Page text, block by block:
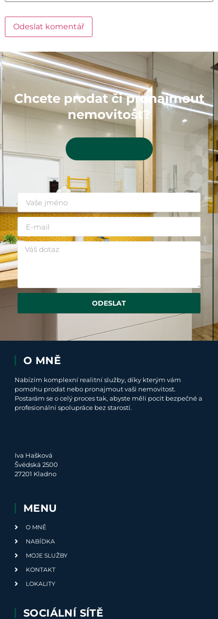
Chcete prodat či pronajmout
nemovitost?
ODESLAT
O MNĚ
Nabízím komplexní realitní služby, díky kterým vám
pomohu prodat nebo pronajmout vaši nemovitost.
Postarám se o celý proces tak, abyste měli pocit bezpečné a
profesionální spolupráce bez starostí.
Iva Hašková
Švédská 2500
27201 Kladno
MENU
O MNĚ
NABÍDKA
MOJE SLUŽBY
KONTAKT
LOKALITY
SOCIÁLNÍ SÍTĚ